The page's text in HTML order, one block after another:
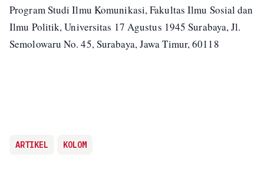
Program Studi Ilmu Komunikasi, Fakultas Ilmu Sosial dan
Ilmu Politik, Universitas 17 Agustus 1945 Surabaya, Jl.
Semolowaru No. 45, Surabaya, Jawa Timur, 60118
ARTIKEL KOLOM